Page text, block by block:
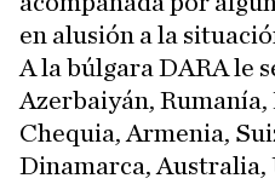
en alusión a la
A la búlgara DARA le
Azerbaiyán,
Chequia, Armenia,
Dinamarca, Australia,